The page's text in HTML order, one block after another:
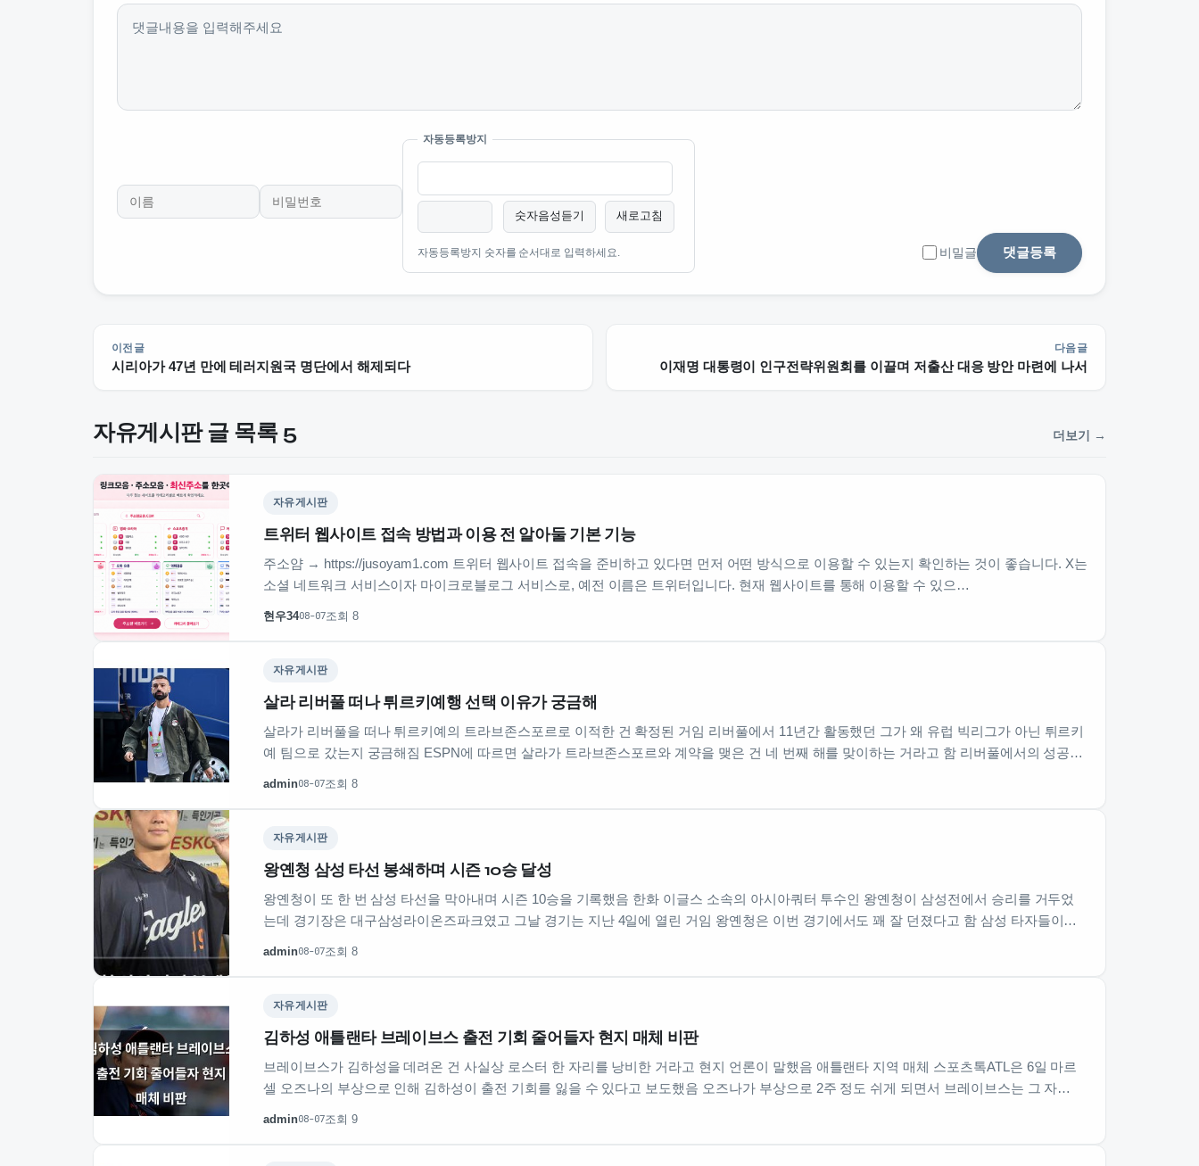
내용
이름필수
비밀번호
자동등록방지
숫자음성듣기 새로고침
자동등록방지 숫자를 순서대로 입력하세요. 비밀글 댓글등록
이전글
시리아가 47년 만에 테러지원국 명단에서 해제되다
다음글
이재명 대통령이 인구전략위원회를 이끌며 저출산 대응 방안 마련에 나서
자유게시판 글 목록 5 더보기 →
자유게시판
트위터 웹사이트 접속 방법과 이용 전 알아둘 기본 기능
주소얌 → https://jusoyam1.com 트위터 웹사이트 접속을 준비하고 있다면 먼저 어떤 방식으로 이용할 수 있는지 확인하는 것이 좋습니다. X는
소셜 네트워크 서비스이자 마이크로블로그 서비스로, 예전 이름은 트위터입니다. 현재 웹사이트를 통해 이용할 수 있으…
현우3408-07조회 8
자유게시판
살라 리버풀 떠나 튀르키예행 선택 이유가 궁금해
살라가 리버풀을 떠나 튀르키예의 트라브존스포르로 이적한 건 확정된 거임 리버풀에서 11년간 활동했던 그가 왜 유럽 빅리그가 아닌 튀르키
예 팀으로 갔는지 궁금해짐 ESPN에 따르면 살라가 트라브존스포르와 계약을 맺은 건 네 번째 해를 맞이하는 거라고 함 리버풀에서의 성공…
admin08-07조회 8
자유게시판
왕옌청 삼성 타선 봉쇄하며 시즌 10승 달성
왕옌청이 또 한 번 삼성 타선을 막아내며 시즌 10승을 기록했음 한화 이글스 소속의 아시아쿼터 투수인 왕옌청이 삼성전에서 승리를 거두었
는데 경기장은 대구삼성라이온즈파크였고 그날 경기는 지난 4일에 열린 거임 왕옌청은 이번 경기에서도 꽤 잘 던졌다고 함 삼성 타자들이
admin08-07조회 8
자유게시판
김하성 애틀랜타 브레이브스 출전 기회 줄어들자 현지 매체 비판
브레이브스가 김하성을 데려온 건 사실상 로스터 한 자리를 낭비한 거라고 현지 언론이 말했음 애틀랜타 지역 매체 스포츠톡ATL은 6일 마르
셀 오즈나의 부상으로 인해 김하성이 출전 기회를 잃을 수 있다고 보도했음 오즈나가 부상으로 2주 정도 쉬게 되면서 브레이브스는 그 자…
admin08-07조회 9